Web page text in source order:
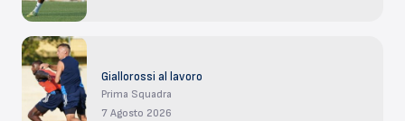
Giallorossi al lavoro
Prima Squadra
7 Agosto 2026